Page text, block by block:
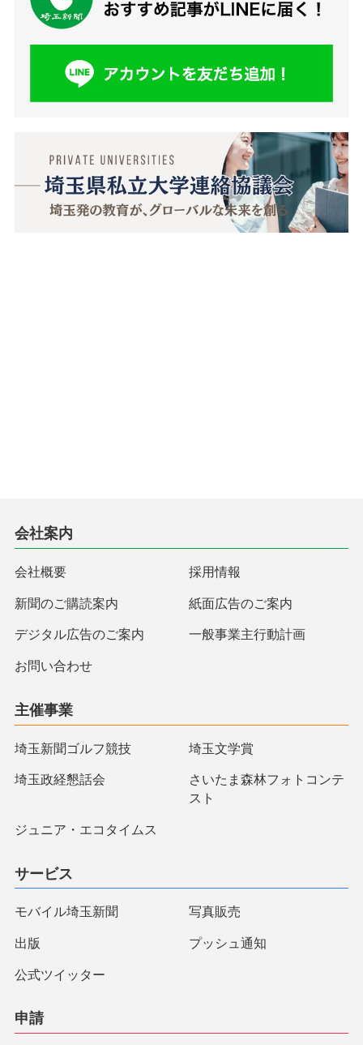
会社案内
会社概要 採用情報
新聞のご購読案内 紙面広告のご案内
デジタル広告のご案内 一般事業主行動計画
お問い合わせ
主催事業
埼玉新聞ゴルフ競技 埼玉文学賞
埼玉政経懇話会
さいたま森林フォトコンテ
スト
ジュニア・エコタイムス
サービス
モバイル埼玉新聞 写真販売
出版 プッシュ通知
公式ツイッター
申請